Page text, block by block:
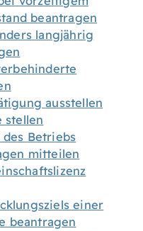
beantragen
langjährig
ausstellen
stellen
Betriebs
mitteilen
einer
beantragen